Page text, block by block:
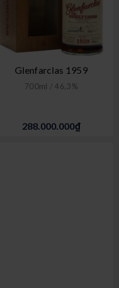
Glenfarclas 1959
700ml / 46,3%
288.000.000₫